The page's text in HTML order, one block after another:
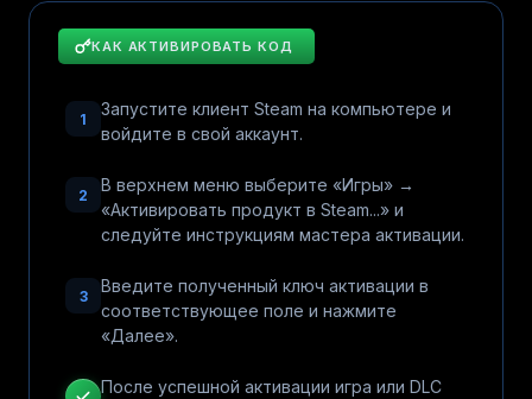
КАК АКТИВИРОВАТЬ КОД
1
Запустите клиент Steam на компьютере и
войдите в свой аккаунт.
2
В верхнем меню выберите «Игры» →
«Активировать продукт в Steam...» и
следуйте инструкциям мастера активации.
3
Введите полученный ключ активации в
соответствующее поле и нажмите
«Далее».
После успешной активации игра или DLC